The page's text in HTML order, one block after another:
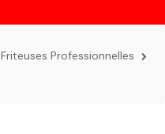
Friteuses Professionnelles